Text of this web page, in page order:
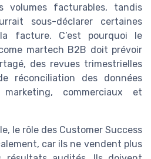
volumes facturables, tandis
sous-déclarer certaines
facture. C’est pourquoi le
martech B2B doit prévoir
des revues trimestrielles
réconciliation des données
commerciaux et
le rôle des Customer Success
car ils ne vendent plus